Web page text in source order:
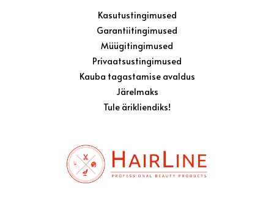
Kasutustingimused
Garantiitingimused
Müügitingimused
Privaatsustingimused
Kauba tagastamise avaldus
Järelmaks
Tule ärikliendiks!